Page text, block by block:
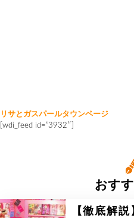
リサとガスパールタウンページ
[wdi_feed id=”3932″]
おす
【徹底解